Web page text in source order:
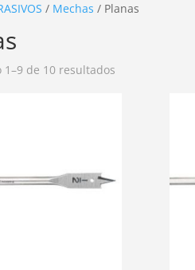
/ Mechas / Planas
de 10 resultados